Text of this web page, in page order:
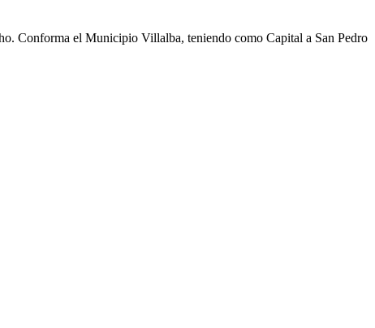
Conforma el Municipio Villalba, teniendo como Capital a San Pedro